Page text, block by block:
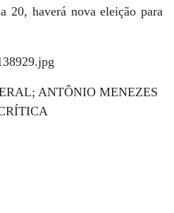
20, haverá nova eleição para
ANTÔNIO MENEZES